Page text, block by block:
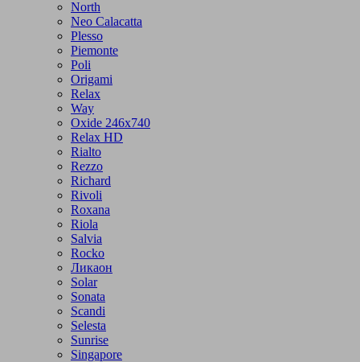
North
Neo Calacatta
Plesso
Piemonte
Poli
Origami
Relax
Way
Oxide 246x740
Relax HD
Rialto
Rezzo
Richard
Rivoli
Roxana
Riola
Salvia
Rocko
Ликаон
Solar
Sonata
Scandi
Selesta
Sunrise
Singapore